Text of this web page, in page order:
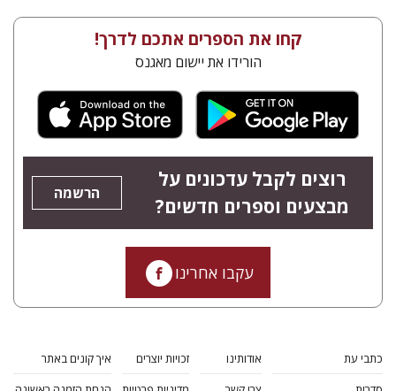
קחו את הספרים אתכם לדרך!
הורידו את יישום מאגנס
רוצים לקבל עדכונים על
מבצעים וספרים חדשים?
הרשמה
עקבו אחרינו
כתבי עת
אודותינו
זכויות יוצרים
איך קונים באתר